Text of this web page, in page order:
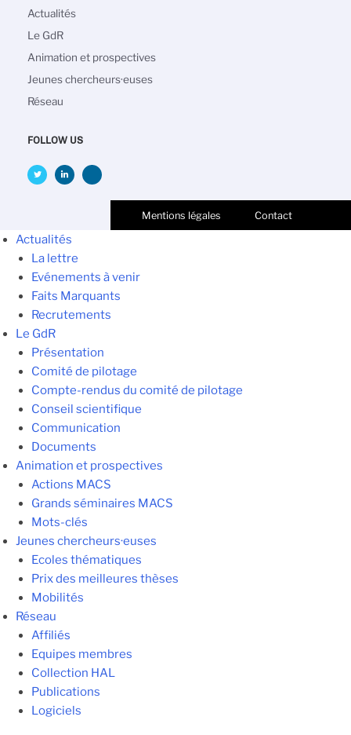
Navigation
principale
Actualités
Le GdR
Animation et prospectives
Jeunes chercheurs·euses
Réseau
FOLLOW US
Mentions légales Contact
Actualités
La lettre
Evénements à venir
Faits Marquants
Recrutements
Le GdR
Présentation
Comité de pilotage
Compte-rendus du comité de pilotage
Conseil scientifique
Communication
Documents
Animation et prospectives
Actions MACS
Grands séminaires MACS
Mots-clés
Jeunes chercheurs·euses
Ecoles thématiques
Prix des meilleures thèses
Mobilités
Réseau
Affiliés
Equipes membres
Collection HAL
Publications
Logiciels